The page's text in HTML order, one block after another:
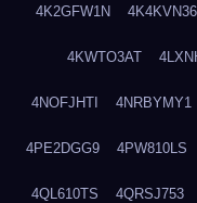
4K2GFW1N 4K4KVN36
4KWTO3AT
4NOFJHTI 4NRBYMY1
4PE2DGG9 4PW810LS
4QL610TS 4QRSJ753